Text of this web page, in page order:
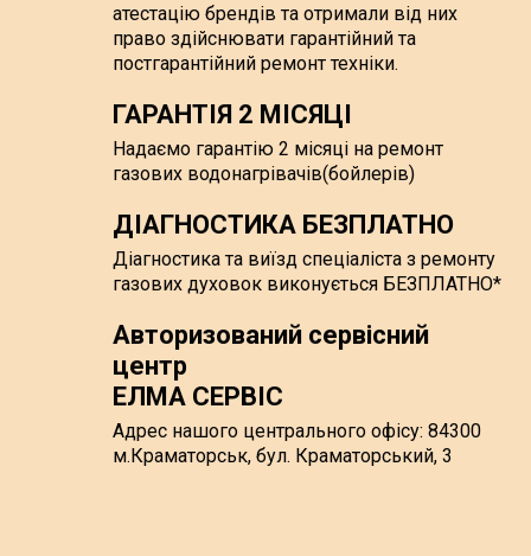
атестацію брендів та отримали від них
право здійснювати гарантійний та
постгарантійний ремонт техніки.
ГАРАНТІЯ 2 МІСЯЦІ
Надаємо гарантію 2 місяці на ремонт
газових водонагрівачів(бойлерів)
ДІАГНОСТИКА БЕЗПЛАТНО
Діагностика та виїзд спеціаліста з ремонту
газових духовок виконується БЕЗПЛАТНО*
Авторизований сервісний
центр
ЕЛМА СЕРВІС
Адрес нашого центрального офісу: 84300
м.Краматорськ, бул. Краматорський, 3